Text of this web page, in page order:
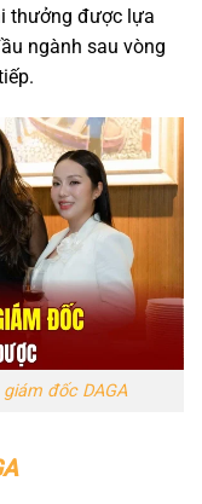
thưởng được lựa
ngành sau vòng
đốc DAGA